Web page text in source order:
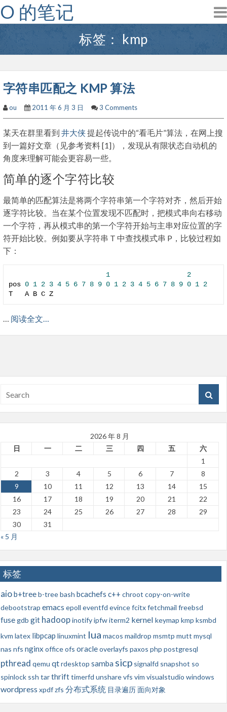
Skip
to
content
O 的笔记
标签： kmp
字符串匹配之 KMP 算法
ou 2011 年 6 月 3 日 3 Comments
某天在群里看到 井大侠提起传说中的“看毛片”算法，在网上搜
到一篇好文章（见参考资料 [1]），发现从有限状态自动机的
角度来理解可能会更容易一些。
简单的逐个字符比较
最简单的匹配算法是将两个字符串第一个字符对齐，然后开始
逐字符比较。当在某个位置发现不匹配时，把模式串向右移动
一个字符，再从模式串的第一个字符开始与主串对应位置的字
符开始比较。例如要从字符串 T 中查找模式串 P，比较过程如
下：
1
2
pos 0 1 2 3 4 5 6 7 8 9 0 1 2 3 4 5 6 7 8 9 0 1 2
T   A B C Z
… 阅读全文…
2026 年 8 月
日
一 二 三 四 五
六
1
2
3 4 5 6 7
8
9
10 11 12 13 14
15
16
17 18 19 20 21
22
23
24 25 26 27 28
29
30
31
« 5 月
标签
aiob+treeb-treebash bcachefs c++ chroot copy-on-write
debootstrap emacs epoll eventfd evincefcitxfetchmail freebsd
fuse gdb git hadoopinotifyipfwiterm2 kernel keymap kmp ksmbd
kvm latex libpcap linuxmint lua macos maildrop msmtp mutt mysql
nas nfs nginx officeofs oracleoverlayfs paxos php postgresql
pthread qemu qtrdesktop samba sicp signalfd snapshot so
spinlock ssh tarthrifttimerfd unsharevfs vim visualstudio windows
wordpress xpdfzfs 分布式系统 目录遍历面向对象